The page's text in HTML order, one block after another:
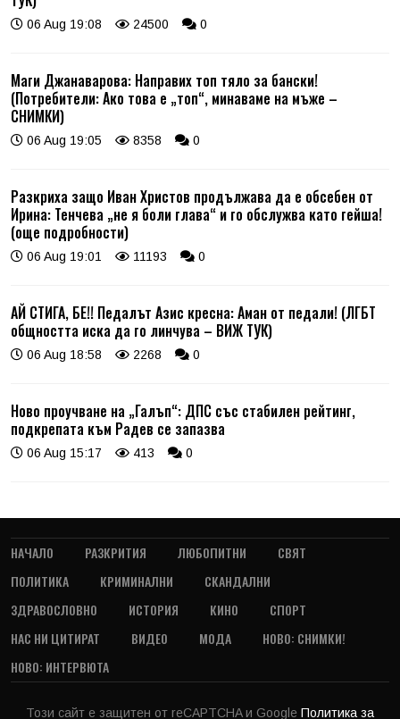
06 Aug 19:08 24500 0
Маги Джанаварова: Направих топ тяло за бански!
(Потребители: Ако това е „топ“, минаваме на мъже –
СНИМКИ)
06 Aug 19:05 8358 0
Разкриха защо Иван Христов продължава да е обсебен от
Ирина: Тенчева „не я боли глава“ и го обслужва като гейша!
(още подробности)
06 Aug 19:01 11193 0
АЙ СТИГА, БЕ!! Педалът Азис кресна: Аман от педали! (ЛГБТ
общността иска да го линчува – ВИЖ ТУК)
06 Aug 18:58 2268 0
Ново проучване на „Галъп“: ДПС със стабилен рейтинг,
подкрепата към Радев се запазва
06 Aug 15:17 413 0
НАЧАЛО РАЗКРИТИЯ ЛЮБОПИТНИ
СВЯТ
ПОЛИТИКА
КРИМИНАЛНИ
СКАНДАЛНИ
ЗДРАВОСЛОВНО
ИСТОРИЯ КИНО
СПОРТ
НАС НИ ЦИТИРАТ
ВИДЕО МОДА
НОВО: СНИМКИ!
НОВО: ИНТЕРВЮТА
Този сайт е защитен от reCAPTCHA и Google Политика за